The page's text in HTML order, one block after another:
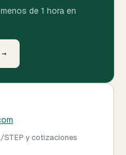
de 1 hora en
→
STEP y cotizaciones